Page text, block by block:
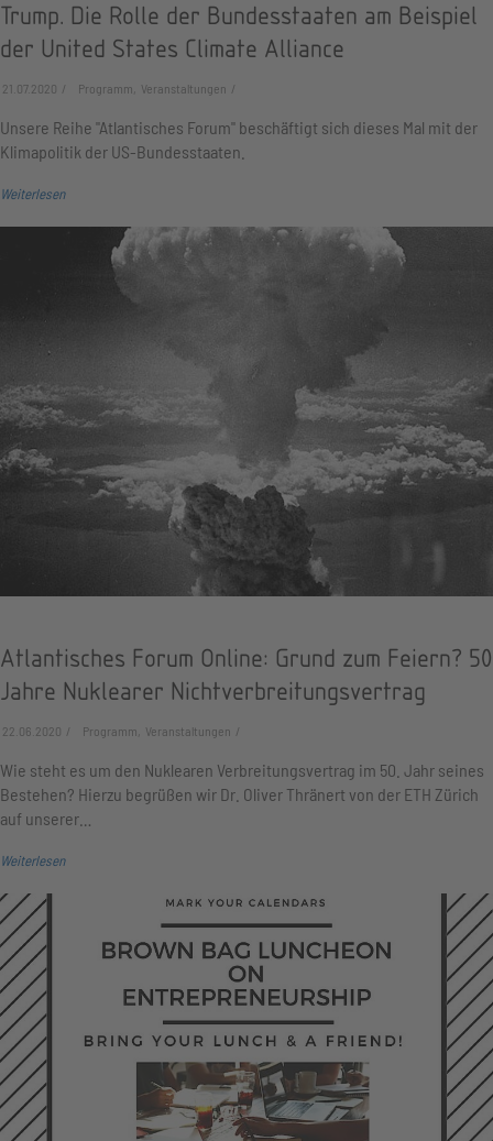
Trump. Die Rolle der Bundesstaaten am Beispiel
der United States Climate Alliance
21.07.2020 Programm, Veranstaltungen
Unsere Reihe "Atlantisches Forum" beschäftigt sich dieses Mal mit der
Klimapolitik der US-Bundesstaaten.
Weiterlesen
Atlantisches Forum Online: Grund zum Feiern? 50
Jahre Nuklearer Nichtverbreitungs­vertrag
22.06.2020 Programm, Veranstaltungen
Wie steht es um den Nuklearen Verbreitungsvertrag im 50. Jahr seines
Bestehen? Hierzu begrüßen wir Dr. Oliver Thränert von der ETH Zürich
auf unserer…
Weiterlesen